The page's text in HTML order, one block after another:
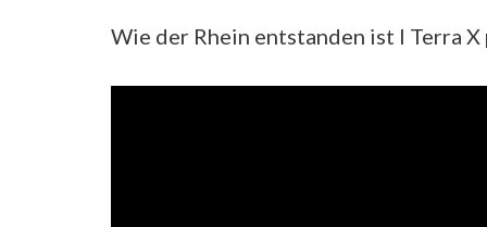
Wie der Rhein entstanden ist I Terra X